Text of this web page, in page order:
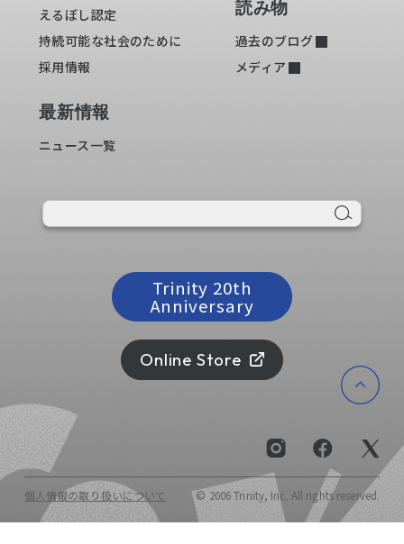
持続可能な社会のために
採用情報
最新情報
過去のブログ
メディア
Trinity 20th
Anniversary
Online Store
個人情報の取り扱いについて © 2006 Trinity, Inc. All rights reserved.
えるぼし認定
持続可能な社会のために
採用情報
最新情報
ニュース一覧
読み物
過去のブログ
メディア
Trinity 20th
Anniversary
Online Store
個人情報の取り扱いについて © 2006 Trinity, Inc. All rights reserved.